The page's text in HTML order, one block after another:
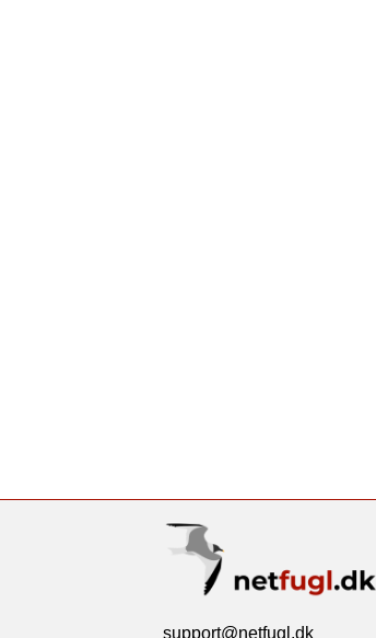
support@netfugl.dk